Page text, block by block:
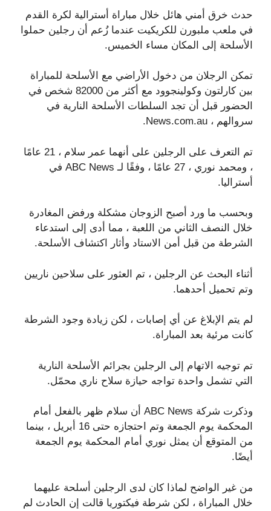
حدث خرق أمني هائل خلال مباراة أسترالية لكرة القدم
في ملعب ملبورن للكريكيت عندما زُعم أن رجلين حملوا
الأسلحة إلى المكان مساء الخميس.
تمكن الرجلان من دخول الأراضي مع الأسلحة للمباراة
بين كارلتون وكولينجوود مع أكثر من 82000 شخص في
الحضور قبل أن تجد السلطات الأسلحة النارية في
سروالهم ، News.com.au.
تم التعرف على الرجلين على أنهما عمر سلام ، 21 عامًا
، ومحمد نوري ، 27 عامًا ، وفقًا لـ ABC News في
أستراليا.
وبحسب ما ورد أصبح الزوجان مشكلة ورفض المغادرة
خلال النصف الثاني من اللعبة ، مما أدى إلى استدعاء
الشرطة من قبل أمن الاستاد وأثار اكتشاف الأسلحة.
أثناء البحث عن الرجلين ، تم العثور على سلاحين ناريين
وتم تحميل أحدهما.
لم يتم الإبلاغ عن أي إصابات ، لكن زيادة وجود الشرطة
كانت مرئية بعد المباراة.
تم توجيه الاتهام إلى الرجلين بجرائم الأسلحة النارية
التي تشمل واحدة تواجه حيازة سلاح ناري محمّل.
وذكرت شركة ABC News أن سلام ظهر بالفعل أمام
المحكمة يوم الجمعة وتم احتجازه حتى 16 أبريل ، بينما
من المتوقع أن يمثل نوري أمام المحكمة يوم الجمعة
أيضًا.
من غير الواضح لماذا كان لدى الرجلين أسلحة عليهما
خلال المباراة ، لكن شرطة فيكتوريا قالت إن الحادث لم